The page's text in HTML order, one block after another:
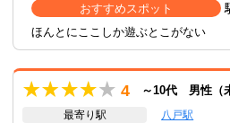
おすすめスポット
ほんとにここしか遊ぶとこがない
4 ～10代 男性（
最寄り駅
八戸駅